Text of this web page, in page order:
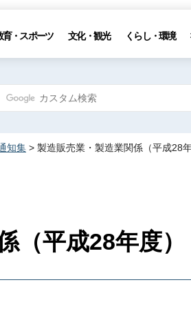
育・スポーツ 文化・観光 くらし・環境
知集 > 製造販売業・製造業関係（平成28年
（平成28年度）